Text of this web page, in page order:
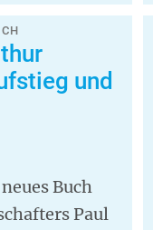
und
Buch
Paul